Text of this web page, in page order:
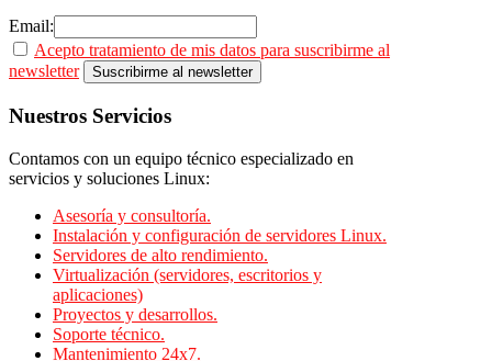
Email:
Acepto tratamiento de mis datos para suscribirme al
newsletter
Nuestros Servicios
Contamos con un equipo técnico especializado en
servicios y soluciones Linux:
Asesoría y consultoría.
Instalación y configuración de servidores Linux.
Servidores de alto rendimiento.
Virtualización (servidores, escritorios y
aplicaciones)
Proyectos y desarrollos.
Soporte técnico.
Mantenimiento 24x7.